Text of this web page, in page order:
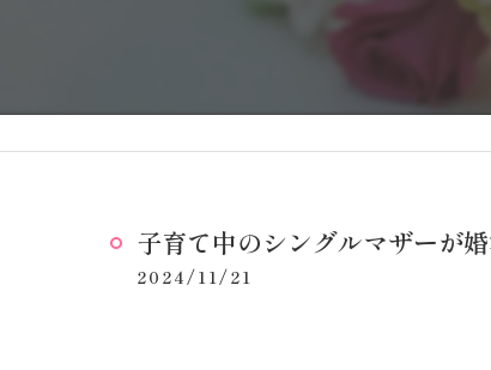
子育て中のシングルマザーが
2024/11/21